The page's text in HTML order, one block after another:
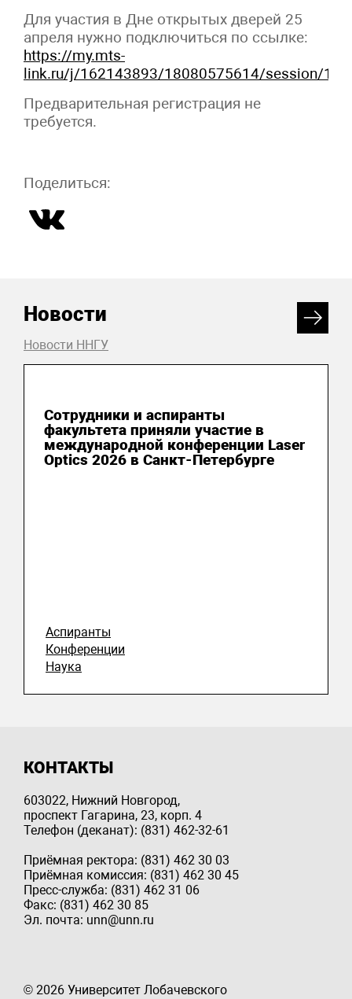
Для участия в Дне открытых дверей 25
апреля нужно подключиться по ссылке:
https://my.mts-
link.ru/j/162143893/18080575614/session/
Предварительная регистрация не
требуется.
Поделиться:
Новости
Новости ННГУ
Сотрудники и аспиранты
факультета приняли участие в
международной конференции Laser
Optics 2026 в Санкт-Петербурге
Аспиранты
Конференции
Наука
КОНТАКТЫ
603022, Нижний Новгород,
проспект Гагарина, 23, корп. 4
Телефон (деканат): (831) 462-32-61
Приёмная ректора: (831) 462 30 03
Приёмная комиссия: (831) 462 30 45
Пресс-служба: (831) 462 31 06
Факс: (831) 462 30 85
Эл. почта: unn@unn.ru
© 2026 Университет Лобачевского